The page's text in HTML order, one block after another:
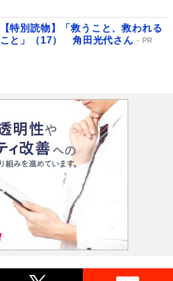
【特別読物】「救うこと、救われる
こと」（17） 角田光代さん
PR